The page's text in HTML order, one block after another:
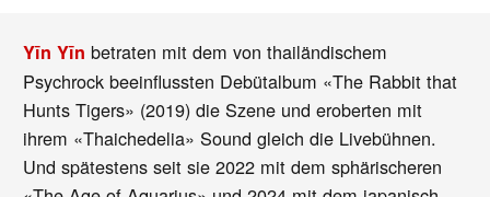
Yīn Yīn betraten mit dem von thailändischem
Psychrock beeinflussten Debütalbum «The Rabbit that
Hunts Tigers» (2019) die Szene und eroberten mit
ihrem «Thaichedelia» Sound gleich die Livebühnen.
Und spätestens seit sie 2022 mit dem sphärischeren